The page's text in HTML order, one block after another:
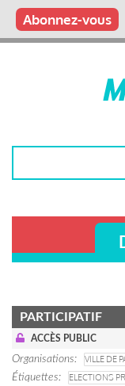
Aller
contenu
Main
Qui sommes nous ?
Vous publiez
Nous publions
Contactez-nous
Abonnez-vous
PARTICIPATIF
ACCÈS PUBLIC
Organisations
VILLE DE
Étiquettes
ELECTIONS